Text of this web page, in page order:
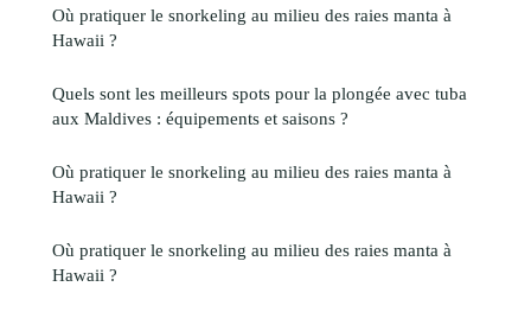
Où pratiquer le snorkeling au milieu des raies manta à
Hawaii ?
Quels sont les meilleurs spots pour la plongée avec tuba
aux Maldives : équipements et saisons ?
Où pratiquer le snorkeling au milieu des raies manta à
Hawaii ?
Où pratiquer le snorkeling au milieu des raies manta à
Hawaii ?